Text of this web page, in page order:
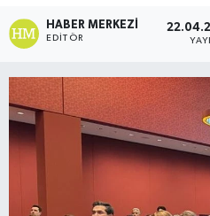
HABER MERKEZI
EDITÖR